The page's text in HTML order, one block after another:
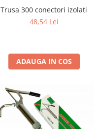
Trusa 300 conectori izolati
48,54 Lei
ADAUGA IN COS